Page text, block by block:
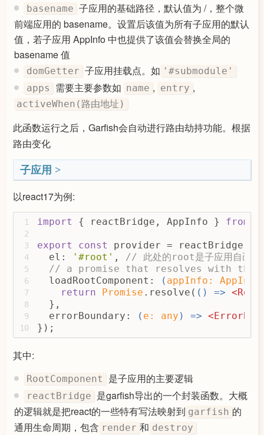
basename 子应用的基础路径，默认值为 /，整个微
前端应用的 basename。设置后该值为所有子应用的默认
值，若子应用 AppInfo 中也提供了该值会替换全局的
basename 值
domGetter 子应用挂载点。如 '#submodule'
apps
需要主要参数如 name , entry ,
activeWhen(路由地址)
此函数运行之后，Garfish会自动进行路由劫持功能。根据
路由变化
子应用
以react17为例:
1
2
3
4
5
6
7
8
9
10
import { reactBridge, AppInfo } from
export const provider = reactBridge({
  el:
'#root' , // 此处的root是子应用自己
// a promise that resolves with the
  loadRootComponent:
( appInfo: AppInfo
return
Promise .resolve( () => <
  },
  errorBoundary:
( e: any ) => <
});
其中:
RootComponent 是子应用的主要逻辑
reactBridge 是garfish导出的一个封装函数。大概
的逻辑就是把react的一些特有写法映射到 garfish 的
通用生命周期，包含 render 和 destroy